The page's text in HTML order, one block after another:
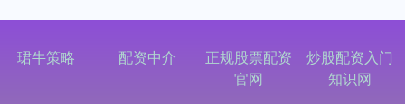
珺牛策略 配资中介
正规股票配资
官网
炒股配资入门
知识网